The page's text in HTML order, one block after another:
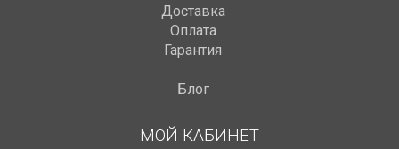
Доставка
Оплата
Гарантия
Блог
МОЙ КАБИНЕТ